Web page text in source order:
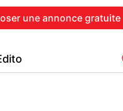
une annonce gratuite